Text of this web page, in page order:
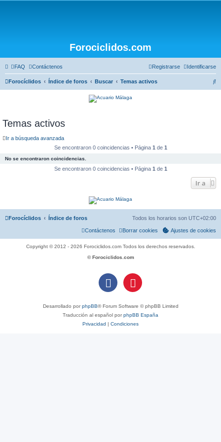
Forociclidos.com
FAQ Contáctenos Identificarse
Registrarse
Forocíclidos Índice de foros Buscar Temas activos
B
Temas activos
Ir a búsqueda avanzada
Se encontraron 0 coincidencias • Página 1 de 1
No se encontraron coincidencias.
Se encontraron 0 coincidencias • Página 1 de 1
Ir a
Forocíclidos Índice de foros Todos los horarios son UTC+02:00
Ajustes de cookies
Borrar cookies
Contáctenos
Copyright © 2012 - 2026 Forociclidos.com Todos los derechos reservados.
© Forociclidos.com
Desarrollado porphpBB® Forum Software © phpBB Limited
Traducción al español porphpBB España
Privacidad | Condiciones